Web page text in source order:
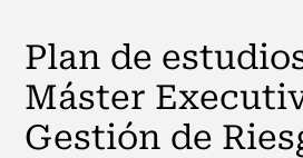
Plan de
Máster
Gestión de